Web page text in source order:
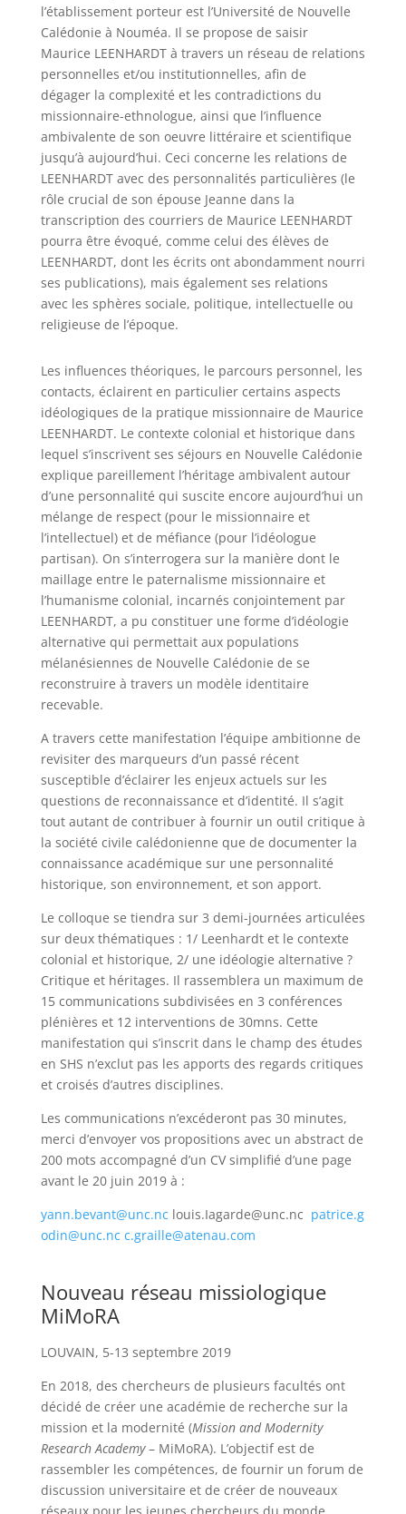
l’établissement porteur est l’Université de Nouvelle
Calédonie à Nouméa. Il se propose de saisir
Maurice LEENHARDT à travers un réseau de relations
personnelles et/ou institutionnelles, afin de
dégager la complexité et les contradictions du
missionnaire-ethnologue, ainsi que l’influence
ambivalente de son oeuvre littéraire et scientifique
jusqu’à aujourd’hui. Ceci concerne les relations de
LEENHARDT avec des personnalités particulières (le
rôle crucial de son épouse Jeanne dans la
transcription des courriers de Maurice LEENHARDT
pourra être évoqué, comme celui des élèves de
LEENHARDT, dont les écrits ont abondamment nourri
ses publications), mais également ses relations
avec les sphères sociale, politique, intellectuelle ou
religieuse de l’époque.
Les influences théoriques, le parcours personnel, les
contacts, éclairent en particulier certains aspects
idéologiques de la pratique missionnaire de Maurice
LEENHARDT. Le contexte colonial et historique dans
lequel s’inscrivent ses séjours en Nouvelle Calédonie
explique pareillement l’héritage ambivalent autour
d’une personnalité qui suscite encore aujourd’hui un
mélange de respect (pour le missionnaire et
l’intellectuel) et de méfiance (pour l’idéologue
partisan). On s’interrogera sur la manière dont le
maillage entre le paternalisme missionnaire et
l’humanisme colonial, incarnés conjointement par
LEENHARDT, a pu constituer une forme d’idéologie
alternative qui permettait aux populations
mélanésiennes de Nouvelle Calédonie de se
reconstruire à travers un modèle identitaire
recevable.
A travers cette manifestation l’équipe ambitionne de
revisiter des marqueurs d’un passé récent
susceptible d’éclairer les enjeux actuels sur les
questions de reconnaissance et d’identité. Il s’agit
tout autant de contribuer à fournir un outil critique à
la société civile calédonienne que de documenter la
connaissance académique sur une personnalité
historique, son environnement, et son apport.
Le colloque se tiendra sur 3 demi-journées articulées
sur deux thématiques : 1/ Leenhardt et le contexte
colonial et historique, 2/ une idéologie alternative ?
Critique et héritages. Il rassemblera un maximum de
15 communications subdivisées en 3 conférences
plénières et 12 interventions de 30mns. Cette
manifestation qui s’inscrit dans le champ des études
en SHS n’exclut pas les apports des regards critiques
et croisés d’autres disciplines.
Les communications n’excéderont pas 30 minutes,
merci d’envoyer vos propositions avec un abstract de
200 mots accompagné d’un CV simplifié d’une page
avant le 20 juin 2019 à :
yann.bevant@unc.nc louis.Iagarde@unc.nc patrice.g
odin@unc.nc c.graille@atenau.com
Nouveau réseau missiologique
MiMoRA
LOUVAIN, 5-13 septembre 2019
En 2018, des chercheurs de plusieurs facultés ont
décidé de créer une académie de recherche sur la
mission et la modernité (Mission and Modernity
Research Academy– MiMoRA). L’objectif est de
rassembler les compétences, de fournir un forum de
discussion universitaire et de créer de nouveaux